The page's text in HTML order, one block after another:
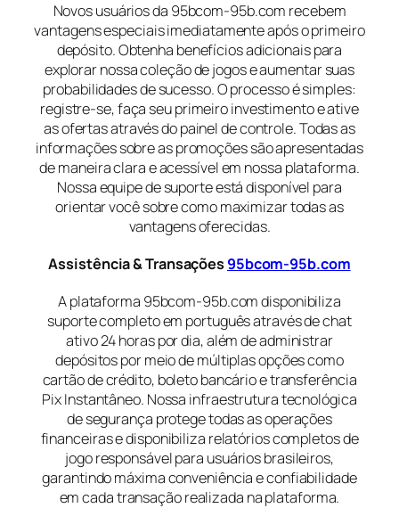
Novos usuários da 95bcom-95b.com recebem
vantagens especiais imediatamente após o primeiro
depósito. Obtenha benefícios adicionais para
explorar nossa coleção de jogos e aumentar suas
probabilidades de sucesso. O processo é simples:
registre-se, faça seu primeiro investimento e ative
as ofertas através do painel de controle. Todas as
informações sobre as promoções são apresentadas
de maneira clara e acessível em nossa plataforma.
Nossa equipe de suporte está disponível para
orientar você sobre como maximizar todas as
vantagens oferecidas.
Assistência & Transações 95bcom-95b.com
A plataforma 95bcom-95b.com disponibiliza
suporte completo em português através de chat
ativo 24 horas por dia, além de administrar
depósitos por meio de múltiplas opções como
cartão de crédito, boleto bancário e transferência
Pix Instantâneo. Nossa infraestrutura tecnológica
de segurança protege todas as operações
financeiras e disponibiliza relatórios completos de
jogo responsável para usuários brasileiros,
garantindo máxima conveniência e confiabilidade
em cada transação realizada na plataforma.